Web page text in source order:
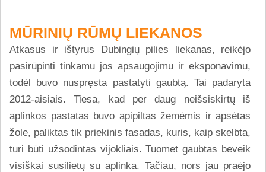
MŪRINIŲ RŪMŲ LIEKANOS
Atkasus ir ištyrus Dubingių pilies liekanas, reikėjo
pasirūpinti tinkamu jos apsaugojimu ir eksponavimu,
todėl buvo nuspręsta pastatyti gaubtą. Tai padaryta
2012-aisiais. Tiesa, kad per daug neišsiskirtų iš
aplinkos pastatas buvo apipiltas žemėmis ir apsėtas
žole, paliktas tik priekinis fasadas, kuris, kaip skelbta,
turi būti užsodintas vijokliais. Tuomet gaubtas beveik
visiškai susilietų su aplinka. Tačiau, nors jau praėjo